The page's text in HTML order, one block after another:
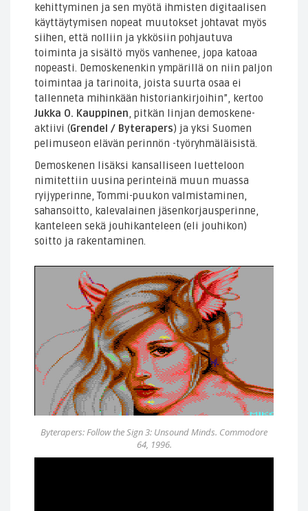
kehittyminen ja sen myötä ihmisten digitaalisen
käyttäytymisen nopeat muutokset johtavat myös
siihen, että nolliin ja ykkösiin pohjautuva
toiminta ja sisältö myös vanhenee, jopa katoaa
nopeasti. Demoskenenkin ympärillä on niin paljon
toimintaa ja tarinoita, joista suurta osaa ei
tallenneta mihinkään historiankirjoihin”, kertoo
Jukka O. Kauppinen , pitkän linjan demoskene-
aktiivi (Grendel / Byterapers) ja yksi Suomen
pelimuseon elävän perinnön -työryhmäläisistä.
Demoskenen lisäksi kansalliseen luetteloon
nimitettiin uusina perinteinä muun muassa
ryijyperinne, Tommi-puukon valmistaminen,
sahansoitto, kalevalainen jäsenkorjausperinne,
kanteleen sekä jouhikanteleen (eli jouhikon)
soitto ja rakentaminen.
Byterapers: Follow the Sign 3: Unsound Minds. Commodore
64, 1996.